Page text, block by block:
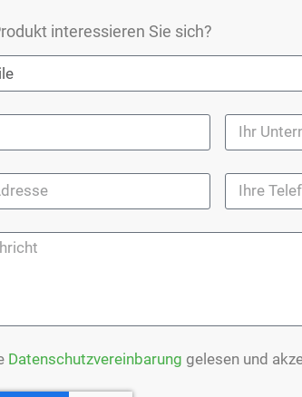
interessieren Sie sich?
Datenschutzvereinbarung gelesen und